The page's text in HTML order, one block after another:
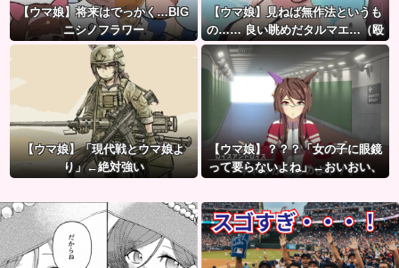
【ウマ娘】将来はでっかく…BIG
ニシノフラワー
【ウマ娘】見ねば無作法というも
の…… 良い眺めだタルマエ…（殴
【ウマ娘】「現代戦とウマ娘よ
り」←絶対強い
【ウマ娘】？？？「女の子に眼鏡
って要らないよね」←おいおい、